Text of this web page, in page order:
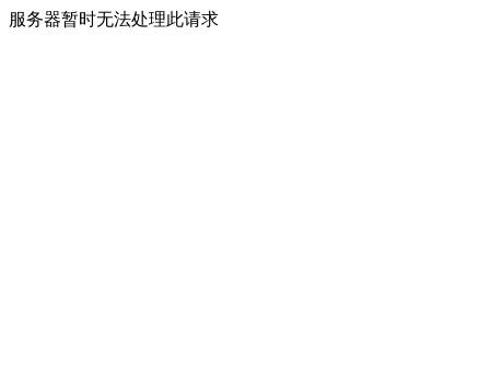
服务器暂时无法处理此请求